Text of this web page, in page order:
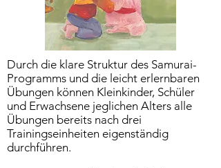
Durch die klare Struktur des Samurai-
Programms und die leicht erlernbaren
Übungen können Kleinkinder, Schüler
und Erwachsene jeglichen Alters alle
Übungen bereits nach drei
Trainingseinheiten eigenständig
durchführen.